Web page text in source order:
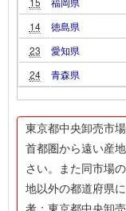
14
徳島県
23
愛知県
24
青森県
東京都中央卸売市
首都圏から遠い産
さい。また同市場
地以外の都道府県
考：東京都中央卸